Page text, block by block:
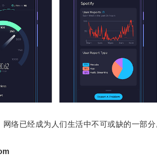
已经成为人们生活中不可或缺的一部分